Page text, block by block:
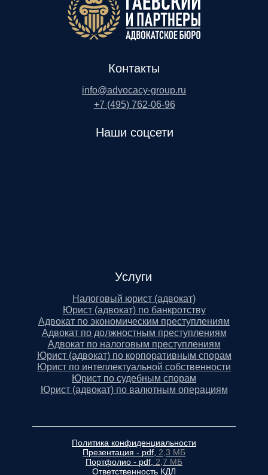
Наши соцсети
Налоговый юрист (адвокат)
Юрист (адвокат) по банкротству
Адвокат по экономическим преступлениям
Адвокат по должностным преступлениям
Адвокат по налоговым преступлениям
Юрист (адвокат) по корпоративным спорам
Юрист по интеллектуальной собственности
Юрист по судебным спорам
Юрист (адвокат) по валютным операциям
Услуги
Контакты
info@advocacy-group.ru
+7 (495) 762-06-96
Политика конфиденциальности
Презентация - pdf, 2,3 МБ
Портфолио - pdf, 2,7 МБ
Ответственность КДЛ